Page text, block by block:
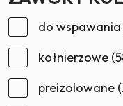
do wspawania
kołnierzowe
preizolowane